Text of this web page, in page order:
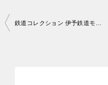
投
鉄道コレクション 伊予鉄道モハ2000形B （2006） Nゲージ化